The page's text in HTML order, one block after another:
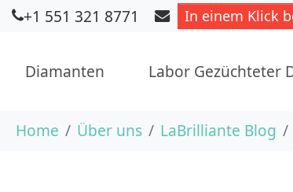
Skip to main content
+1 551 321 8771 In einem Klick
Diamanten Labor Gezüchteter
You are here:
Home Über uns LaBrilliante Blog